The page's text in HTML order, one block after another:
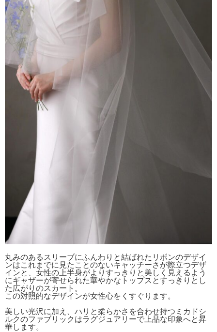
丸みのあるスリーブにふんわりと結ばれたリボンのデザイ
ンはこれまでに見たことのないキャッチーさが際立つデザ
インと、女性の上半身がよりすっきりと美しく見えるよう
にギャザーが寄せられた華やかなトップスとすっきりとし
た広がりのスカート。
この対照的なデザインが女性心をくすぐります。
美しい光沢に加え、ハリと柔らかさを合わせ持つミカドシ
ルクのファブリックはラグジュアリーで上品な印象へと昇
華します。